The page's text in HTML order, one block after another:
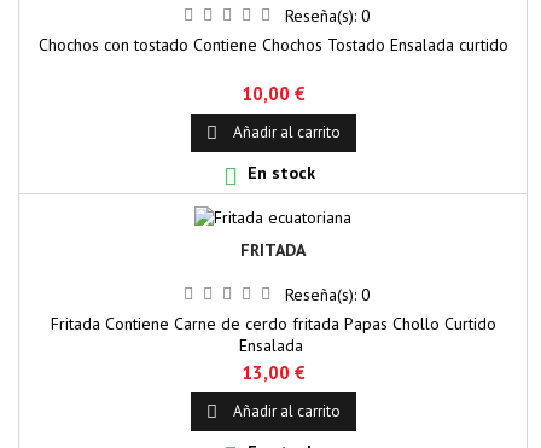
Reseña(s): 0
Chochos con tostado Contiene Chochos Tostado Ensalada curtido
10,00 €
 Añadir al carrito
 En stock
FRITADA
Reseña(s): 0
Fritada Contiene Carne de cerdo fritada Papas Chollo Curtido
Ensalada
13,00 €
 Añadir al carrito